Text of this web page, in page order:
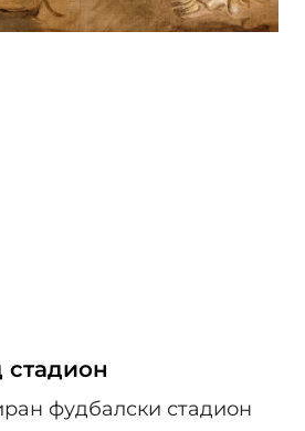
стадион
фудбалски стадион